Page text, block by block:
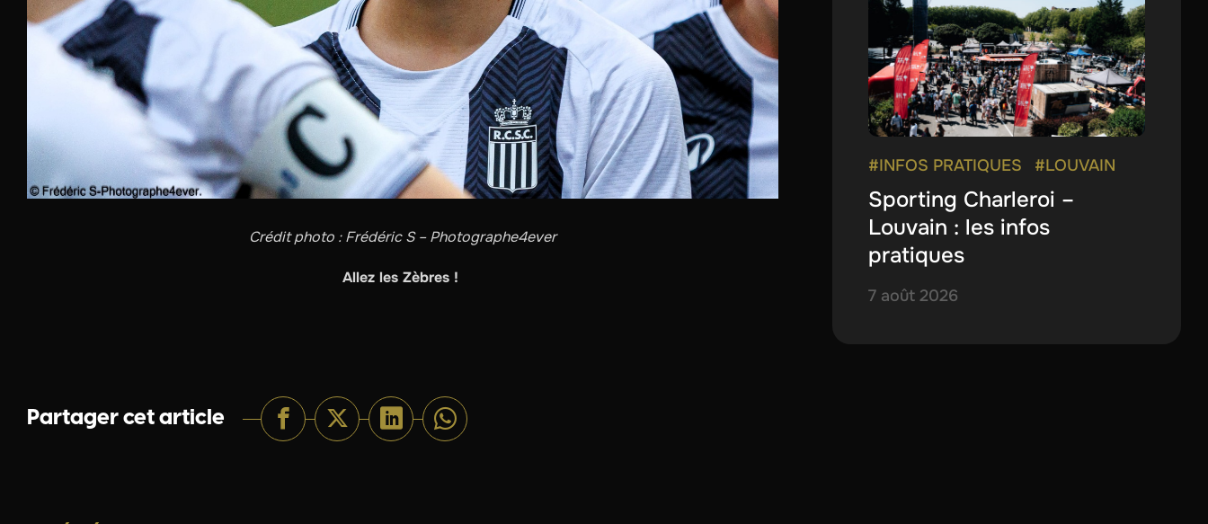
Crédit photo : Frédéric S – Photographe4ever
Allez les Zèbres !
Partager cet article
#INFOS PRATIQUES #LOUVAIN
Sporting Charleroi –
Louvain : les infos
pratiques
7 août 2026